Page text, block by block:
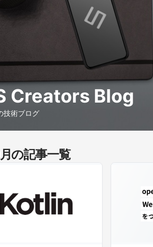
Creators Blog
技術ブログ
の記事一覧